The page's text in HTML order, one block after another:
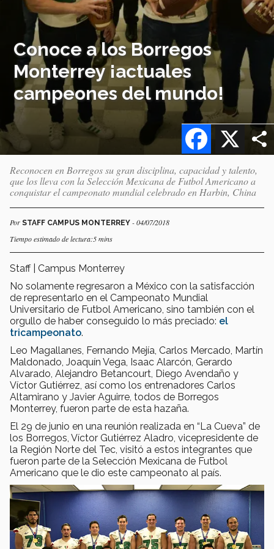
Conoce a los Borregos
Monterrey ¡actuales
campeones del mundo!
X
Facebook
Reconocen en Borregos su gran disciplina, capacidad y talento,
que los lleva con la Selección Mexicana de Futbol Americano a
conquistar el campeonato mundial celebrado en Harbin, China
Por STAFF CAMPUS MONTERREY - 04/07/2018
Tiempo estimado de lectura:5 mins
Staff | Campus Monterrey
No solamente regresaron a México con la satisfacción
de representarlo en el Campeonato Mundial
Universitario de Futbol Americano, sino también con el
orgullo de haber conseguido lo más preciado: el
tricampeonato.
Leo Magallanes, Fernando Mejía, Carlos Mercado, Martín
Maldonado, Joaquín Vega, Isaac Alarcón, Gerardo
Alvarado, Alejandro Betancourt, Diego Avendaño y
Víctor Gutiérrez, así como los entrenadores Carlos
Altamirano y Javier Aguirre, todos de Borregos
Monterrey, fueron parte de esta hazaña.
El 29 de junio en una reunión realizada en “La Cueva” de
los Borregos, Víctor Gutiérrez Aladro, vicepresidente de
la Región Norte del Tec, visitó a estos integrantes que
fueron parte de la Selección Mexicana de Futbol
Americano que le dio este campeonato al país.